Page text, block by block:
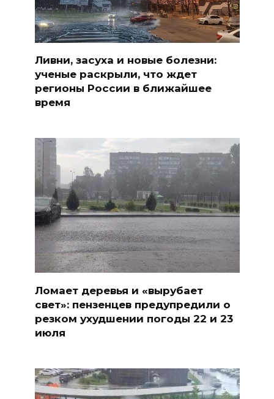
Ливни, засуха и новые болезни:
ученые раскрыли, что ждет
регионы России в ближайшее
время
Ломает деревья и «вырубает
свет»: пензенцев предупредили о
резком ухудшении погоды 22 и 23
июля